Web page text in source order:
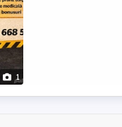
1